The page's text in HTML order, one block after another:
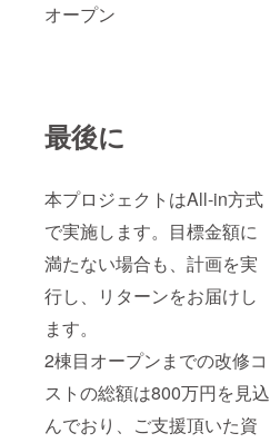
オープン
最後に
本プロジェクトはAll-in方式
で実施します。目標金額に
満たない場合も、計画を実
行し、リターンをお届けし
ます。
2棟目オープンまでの改修コ
ストの総額は800万円を見込
んでおり、ご支援頂いた資